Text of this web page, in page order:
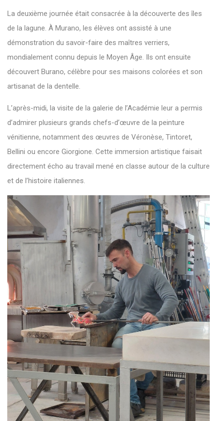
La deuxième journée était consacrée à la découverte des îles
de la lagune. À Murano, les élèves ont assisté à une
démonstration du savoir-faire des maîtres verriers,
mondialement connu depuis le Moyen Âge. Ils ont ensuite
découvert Burano, célèbre pour ses maisons colorées et son
artisanat de la dentelle.
L’après-midi, la visite de la galerie de l’Académie leur a permis
d’admirer plusieurs grands chefs-d’œuvre de la peinture
vénitienne, notamment des œuvres de Véronèse, Tintoret,
Bellini ou encore Giorgione. Cette immersion artistique faisait
directement écho au travail mené en classe autour de la culture
et de l’histoire italiennes.